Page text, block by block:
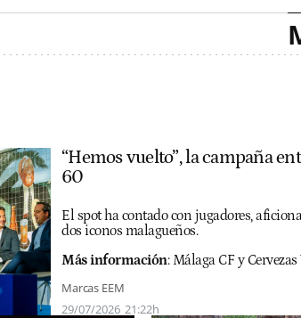
“Hemos vuelto”, la campaña
60
El spot ha contado con jugadores,
dos iconos malagueños.
Más información: Málaga CF y
Marcas EEM
29/07/2026 21:22h